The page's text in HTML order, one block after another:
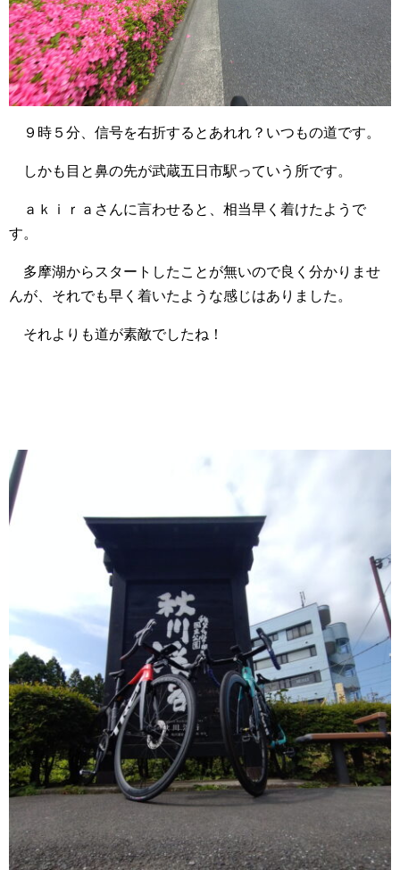
９時５分、信号を右折するとあれれ？いつもの道です。
しかも目と鼻の先が武蔵五日市駅っていう所です。
ａｋｉｒａさんに言わせると、相当早く着けたようで
す。
多摩湖からスタートしたことが無いので良く分かりませ
んが、それでも早く着いたような感じはありました。
それよりも道が素敵でしたね！